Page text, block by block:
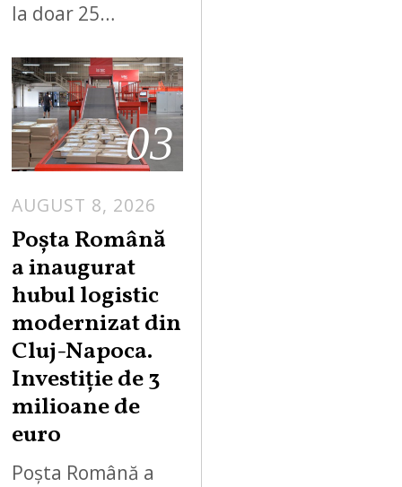
la doar 25…
03
AUGUST 8, 2026
Poșta Română
a inaugurat
hubul logistic
modernizat din
Cluj-Napoca.
Investiție de 3
milioane de
euro
Poșta Română a